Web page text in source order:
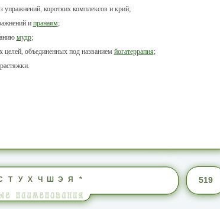
упражнений, коротких комплексов и крий;
и пранаям;
мудр;
целей, объединенных под названием йогатеррапия;
Т У Х Ч Ш Э Я * 519